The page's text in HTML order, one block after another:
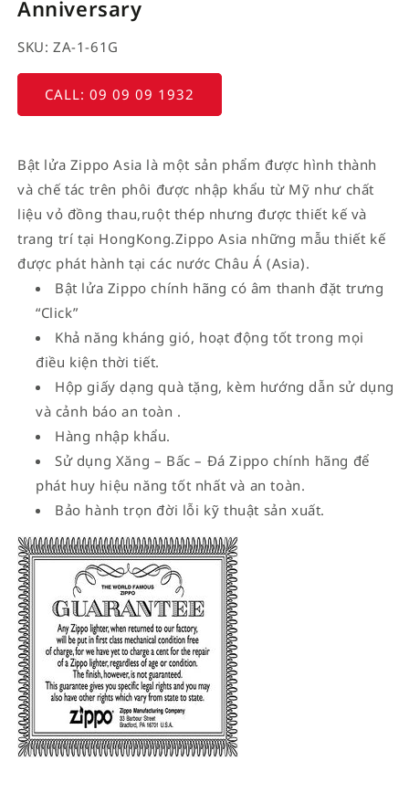
Anniversary
SKU: ZA-1-61G
CALL: 09 09 09 1932
Bật lửa Zippo Asia là một sản phẩm được hình thành
và chế tác trên phôi được nhập khẩu từ Mỹ như chất
liệu vỏ đồng thau,ruột thép nhưng được thiết kế và
trang trí tại HongKong.Zippo Asia những mẫu thiết kế
được phát hành tại các nước Châu Á (Asia).
Bật lửa Zippo chính hãng có âm thanh đặt trưng
“Click”
Khả năng kháng gió, hoạt động tốt trong mọi
điều kiện thời tiết.
Hộp giấy dạng quà tặng, kèm hướng dẫn sử dụng
và cảnh báo an toàn .
Hàng nhập khẩu.
Sử dụng Xăng – Bấc – Đá Zippo chính hãng để
phát huy hiệu năng tốt nhất và an toàn.
Bảo hành trọn đời lỗi kỹ thuật sản xuất.